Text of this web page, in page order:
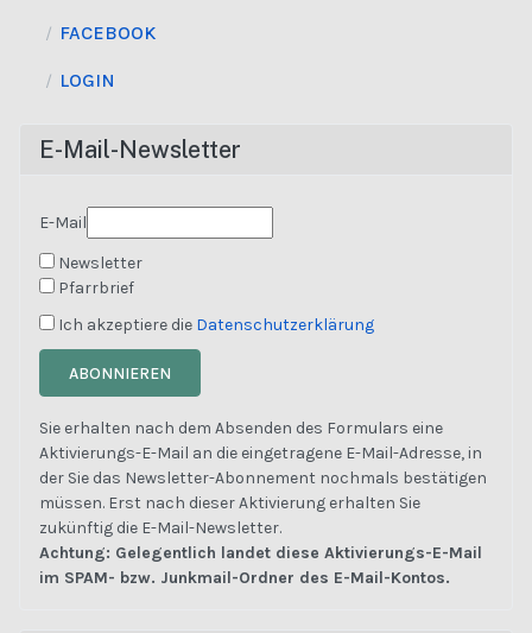
FACEBOOK
LOGIN
E-Mail-Newsletter
E-Mail
Newsletter
Pfarrbrief
Ich akzeptiere die Datenschutzerklärung
ABONNIEREN
Sie erhalten nach dem Absenden des Formulars eine
Aktivierungs-E-Mail an die eingetragene E-Mail-Adresse, in
der Sie das Newsletter-Abonnement nochmals bestätigen
müssen. Erst nach dieser Aktivierung erhalten Sie
zukünftig die E-Mail-Newsletter.
Achtung: Gelegentlich landet diese Aktivierungs-E-Mail
im SPAM- bzw. Junkmail-Ordner des E-Mail-Kontos.